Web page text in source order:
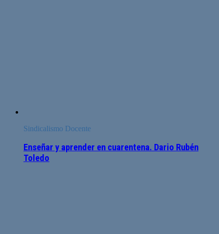
Sindicalismo Docente
Enseñar y aprender en cuarentena. Dario Rubén
Toledo